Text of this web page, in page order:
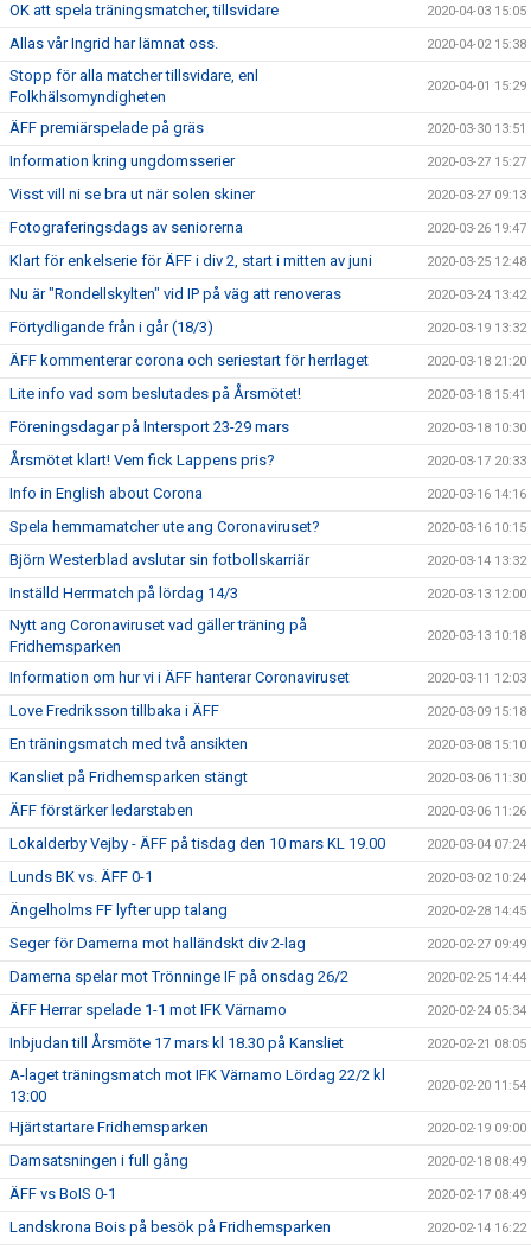
OK att spela träningsmatcher, tillsvidare 2020-04-03 15:05
Allas vår Ingrid har lämnat oss. 2020-04-02 15:38
Stopp för alla matcher tillsvidare, enl
Folkhälsomyndigheten
2020-04-01 15:29
ÄFF premiärspelade på gräs 2020-03-30 13:51
Information kring ungdomsserier 2020-03-27 15:27
Visst vill ni se bra ut när solen skiner 2020-03-27 09:13
Fotograferingsdags av seniorerna 2020-03-26 19:47
Klart för enkelserie för ÄFF i div 2, start i mitten av juni 2020-03-25 12:48
Nu är "Rondellskylten" vid IP på väg att renoveras 2020-03-24 13:42
Förtydligande från i går (18/3) 2020-03-19 13:32
ÄFF kommenterar corona och seriestart för herrlaget 2020-03-18 21:20
Lite info vad som beslutades på Årsmötet! 2020-03-18 15:41
Föreningsdagar på Intersport 23-29 mars 2020-03-18 10:30
Årsmötet klart! Vem fick Lappens pris? 2020-03-17 20:33
Info in English about Corona 2020-03-16 14:16
Spela hemmamatcher ute ang Coronaviruset? 2020-03-16 10:15
Björn Westerblad avslutar sin fotbollskarriär 2020-03-14 13:32
Inställd Herrmatch på lördag 14/3 2020-03-13 12:00
Nytt ang Coronaviruset vad gäller träning på
Fridhemsparken
2020-03-13 10:18
Information om hur vi i ÄFF hanterar Coronaviruset 2020-03-11 12:03
Love Fredriksson tillbaka i ÄFF 2020-03-09 15:18
En träningsmatch med två ansikten 2020-03-08 15:10
Kansliet på Fridhemsparken stängt 2020-03-06 11:30
ÄFF förstärker ledarstaben 2020-03-06 11:26
Lokalderby Vejby - ÄFF på tisdag den 10 mars KL 19.00 2020-03-04 07:24
Lunds BK vs. ÄFF 0-1 2020-03-02 10:24
Ängelholms FF lyfter upp talang 2020-02-28 14:45
Seger för Damerna mot halländskt div 2-lag 2020-02-27 09:49
Damerna spelar mot Trönninge IF på onsdag 26/2 2020-02-25 14:44
ÄFF Herrar spelade 1-1 mot IFK Värnamo 2020-02-24 05:34
Inbjudan till Årsmöte 17 mars kl 18.30 på Kansliet 2020-02-21 08:05
A-laget träningsmatch mot IFK Värnamo Lördag 22/2 kl
13:00
2020-02-20 11:54
Hjärtstartare Fridhemsparken 2020-02-19 09:00
Damsatsningen i full gång 2020-02-18 08:49
ÄFF vs BoIS 0-1 2020-02-17 08:49
Landskrona Bois på besök på Fridhemsparken 2020-02-14 16:22